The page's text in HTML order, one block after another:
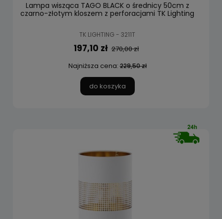
Lampa wisząca TAGO BLACK o średnicy 50cm z
czarno-złotym kloszem z perforacjami TK Lighting
TK LIGHTING - 3211T
197,10 zł 270,00 zł
Najniższa cena:229,50 zł
do koszyka